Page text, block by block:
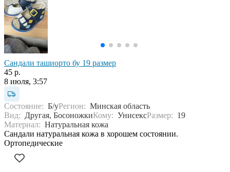
Сандали ташиорто бу 19 размер
45 р.
8 июля, 3:57
Состояние: Б/уРегион: Минская область
Вид: Другая, БосоножкиКому: УнисексРазмер: 19
Материал: Натуральная кожа
Сандали натуральная кожа в хорошем состоянии.
Ортопедические